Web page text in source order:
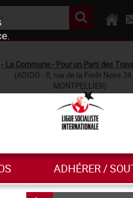
- La Commune - Pour un Parti des
(ADIDO - 8, rue de la Forêt Noire 34
MONTPELLIER)
ADHÉRER /